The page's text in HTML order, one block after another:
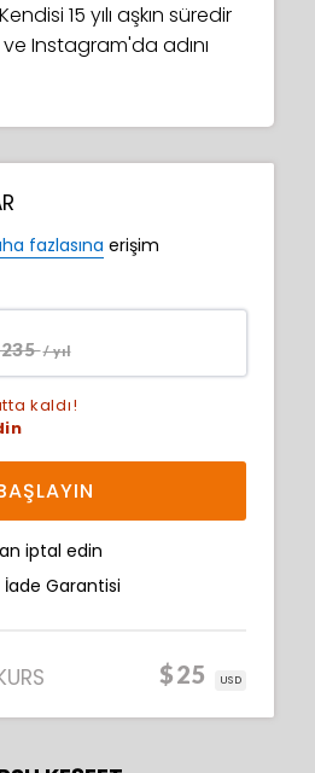
15 yılı aşkın süredir
Instagram'da adını
fazlasına erişim
/ yıl
kaldı!
iptal edin
Garantisi
$25 USD